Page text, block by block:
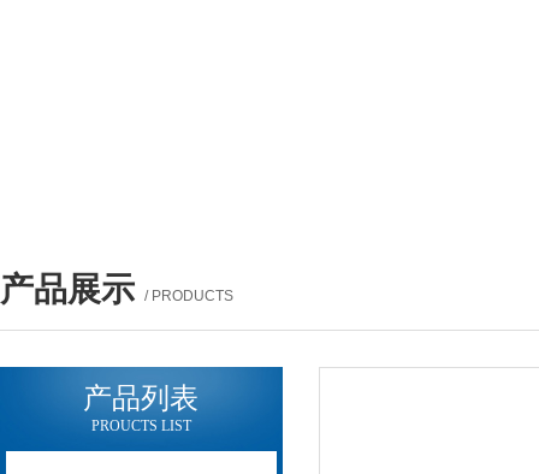
产品展示 / PRODUCTS
产品列表
PROUCTS LIST